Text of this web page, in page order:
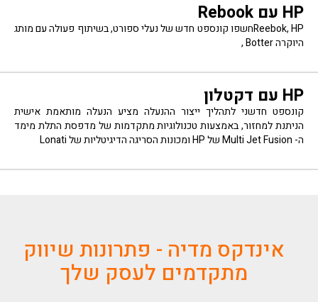
HP עם Rebook
Reebok, HPחשפו קונספט חדש של נעלי ספורט, בשיתוף פעולה עם מותג
היוקרה Botter ,
HP עם דקטלון
קונספט חדשני לתהליך ייצור ההנעלה מציע הנעלה מותאמת אישית
הניתנת למחזור, באמצעות טכנולוגיות מתקדמות של מדפסת התלת מימד
ה- Multi Jet Fusion של HP ומכונות הסריגה הדיגיטליות של Lonati
אינדקס מדיה - פתרונות שיווק
מתקדמים לעסק שלך